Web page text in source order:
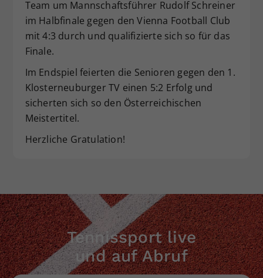
Team um Mannschaftsführer Rudolf Schreiner
im Halbfinale gegen den Vienna Football Club
mit 4:3 durch und qualifizierte sich so für das
Finale.
Im Endspiel feierten die Senioren gegen den 1.
Klosterneuburger TV einen 5:2 Erfolg und
sicherten sich so den Österreichischen
Meistertitel.
Herzliche Gratulation!
Tennissport live
und auf Abruf
Zweck
Dieser Wert speichert Ihre Consent-
Einstellungen. Unter anderem eine
zufällig generierte ID, für die
vorgenommen Einstellungen, falls der
Webseiten-Betreiber dies eingestellt
hat.